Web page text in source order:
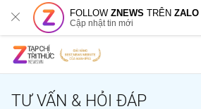
FOLLOWZNEWS TRÊNZALO
Cập nhật tin mới